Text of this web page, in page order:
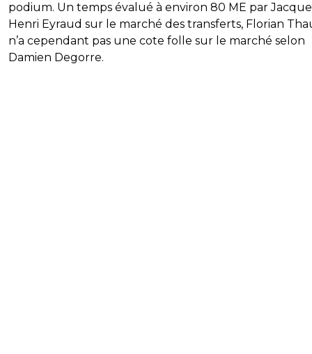
podium. Un temps évalué à environ 80 ME par
Henri Eyraud sur le marché des transferts, Florian
n’a cependant pas une cote folle sur le marché selon
Damien Degorre.